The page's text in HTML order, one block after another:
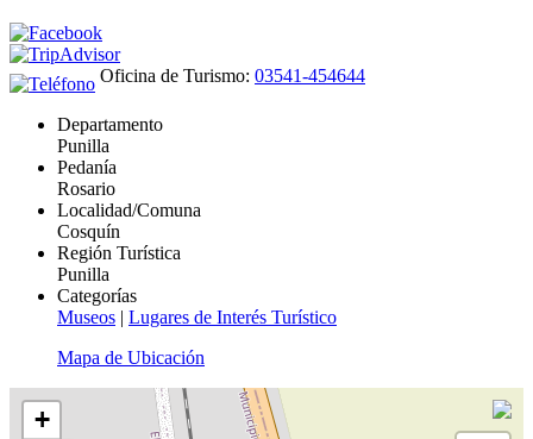
Oficina de Turismo: 03541-454644
Departamento
Punilla
Pedanía
Rosario
Localidad/Comuna
Cosquín
Región Turística
Punilla
Categorías
Museos | Lugares de Interés Turístico
Mapa de Ubicación
+